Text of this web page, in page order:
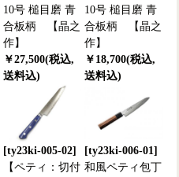
10号 槌目磨 青
合板柄 【晶之
作】
￥27,500(税込,
送料込)
10号 槌目磨 青
合板柄 【晶之
作】
￥18,700(税込,
送料込)
[ty23ki-005-02]
【ペティ：切付
[ty23ki-006-01]
和風ペティ包丁